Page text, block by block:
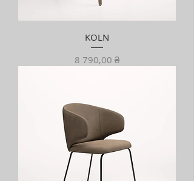
KOLN
Ціна
8 790,00 ₴